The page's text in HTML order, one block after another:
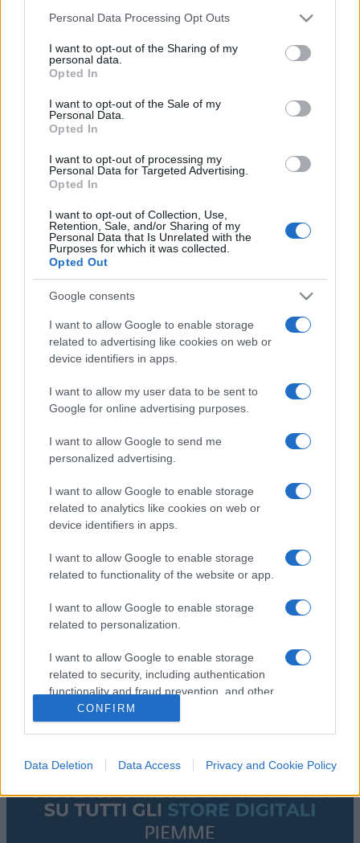
Personal Data Processing Opt Outs
I want to opt-out of the Sharing of my
personal data.
Opted In
I want to opt-out of the Sale of my
Personal Data.
Opted In
I want to opt-out of processing my
Personal Data for Targeted Advertising.
Opted In
I want to opt-out of Collection, Use,
Retention, Sale, and/or Sharing of my
Personal Data that Is Unrelated with the
Purposes for which it was collected.
Opted Out
Google consents
I want to allow Google to enable storage
related to advertising like cookies on web or
device identifiers in apps.
I want to allow my user data to be sent to
Google for online advertising purposes.
I want to allow Google to send me
personalized advertising.
I want to allow Google to enable storage
related to analytics like cookies on web or
device identifiers in apps.
I want to allow Google to enable storage
related to functionality of the website or app.
I want to allow Google to enable storage
related to personalization.
I want to allow Google to enable storage
related to security, including authentication
functionality and fraud prevention, and other
user protection.
CONFIRM
Data Deletion Data Access Privacy and Cookie Policy
Meloni aveva ragione: "I marocchini di Ceuta
sbarcano in Europa col barcone"